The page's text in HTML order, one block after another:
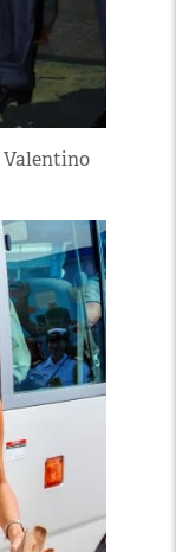
Valentino